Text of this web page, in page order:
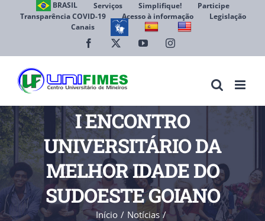
BRASIL Serviços Simplifique!
Participe
Transparência COVID-19
Acesso à informação
Legislação
Canais
Facebook YouTubeInstagram
I ENCONTRO
UNIVERSITÁRIO DA
MELHOR IDADE DO
SUDOESTE GOIANO
Início
Notícias